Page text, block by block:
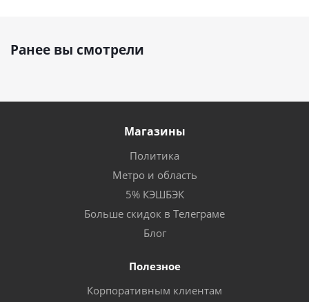
Ранее вы смотрели
Магазины
Политика
Метро и область
5% КЭШБЭК
Больше скидок в Телеграме
Блог
Полезное
Корпоративным клиентам